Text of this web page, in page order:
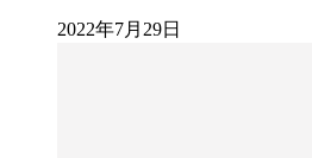
2022年7月29日